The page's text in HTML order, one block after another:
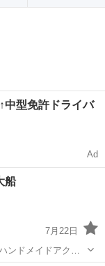
中型免許ドライバ
Ad
船
7月22日
ンドメイドアクセ